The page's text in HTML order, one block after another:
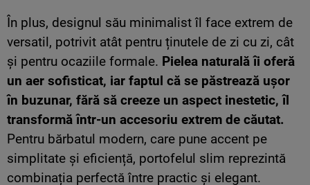
În plus, designul său minimalist îl face extrem de
versatil, potrivit atât pentru ținutele de zi cu zi, cât
și pentru ocaziile formale. Pielea naturală îi oferă
un aer sofisticat, iar faptul că se păstrează ușor
în buzunar, fără să creeze un aspect inestetic, îl
transformă într-un accesoriu extrem de căutat.
Pentru bărbatul modern, care pune accent pe
simplitate și eficiență, portofelul slim reprezintă
combinația perfectă între practic și elegant.